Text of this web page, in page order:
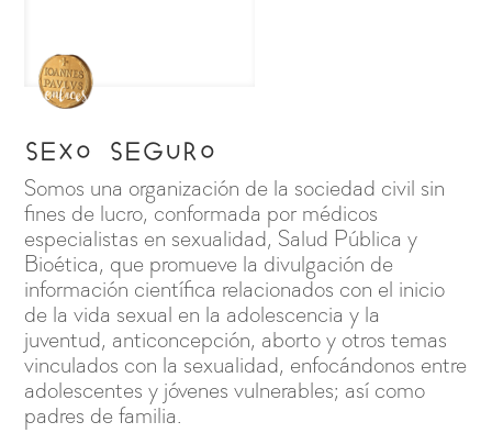
Sexo seguro
Somos una organización de la sociedad civil sin
fines de lucro, conformada por médicos
especialistas en sexualidad, Salud Pública y
Bioética, que promueve la divulgación de
información científica relacionados con el inicio
de la vida sexual en la adolescencia y la
juventud, anticoncepción, aborto y otros temas
vinculados con la sexualidad, enfocándonos entre
adolescentes y jóvenes vulnerables; así como
padres de familia.